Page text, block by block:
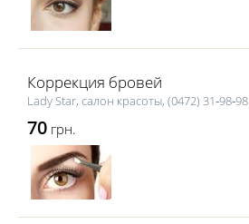
Коррекция бровей
Lаdy Star, салон красоты, (0472) 31‑98‑98
70 грн.